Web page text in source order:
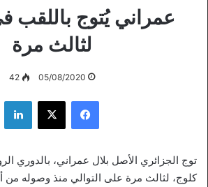
عمراني يُتوج باللقب
لثالث مرة
05/08/2020
42
فيسبوك ‫X
توج الجزائري الأصل بلال عمراني، بالدوري
كلوج، لثالث مرة على التوالي منذ وصوله من